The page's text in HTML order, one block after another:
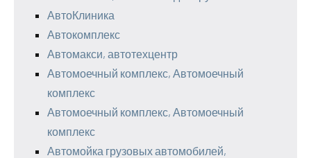
АвтоКлиника
Автокомплекс
Автомакси, автотехцентр
Автомоечный комплекс, Автомоечный
комплекс
Автомоечный комплекс, Автомоечный
комплекс
Автомойка грузовых автомобилей,